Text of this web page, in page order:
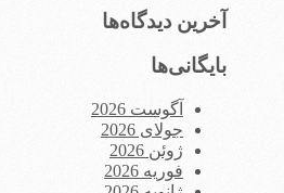
آخرین دیدگاه‌ها
بایگانی‌ها
آگوست 2026
جولای 2026
ژوئن 2026
فوریه 2026